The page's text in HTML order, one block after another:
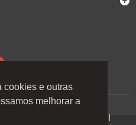
cookies e outras
melhorar a
registrada de CINCO TI
| CNPJ: 08.307.867/0001-04 |